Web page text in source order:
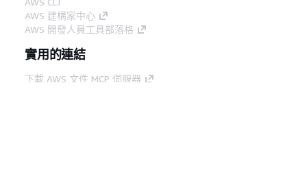
AWS 建構家中心
AWS 開發人員工具部落格
實用的連結
下載 AWS 文件 MCP 伺服器